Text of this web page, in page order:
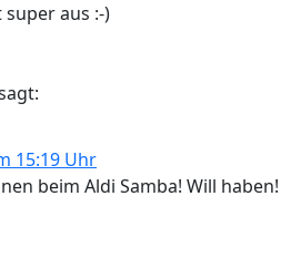
aus :-)
15:19 Uhr
beim Aldi Samba! Will haben!